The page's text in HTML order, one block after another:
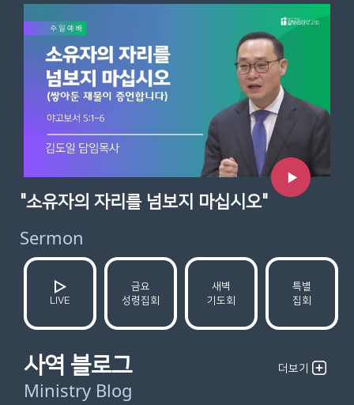
"소유자의 자리를 넘보지 마십시오"
Sermon
LIVE
금요
성령집회
새벽
기도회
특별
집회
사역 블로그
Ministry Blog
더보기